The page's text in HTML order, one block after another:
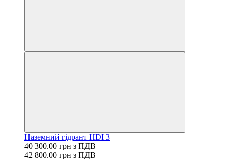
Наземний гідрант HDI 3
40 300.00 грн з ПДВ
42 800.00 грн з ПДВ